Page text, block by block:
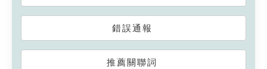
錯誤通報
推薦關聯詞